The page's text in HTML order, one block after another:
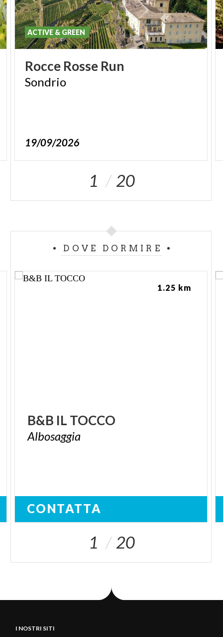
Rocce Rosse Run
Sondrio
19/09/2026
ACTIVE & GREEN
1 20
DOVE DORMIRE
B&B IL TOCCO
Albosaggia
CONTATTA
1.25 km
1 20
I NOSTRI SITI